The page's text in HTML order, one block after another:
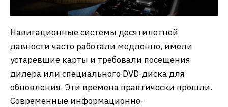
Навигационные системы десятилетней
давности часто работали медленно, имели
устаревшие карты и требовали посещения
дилера или специального DVD-диска для
обновления. Эти времена практически прошли.
Современные информационно-